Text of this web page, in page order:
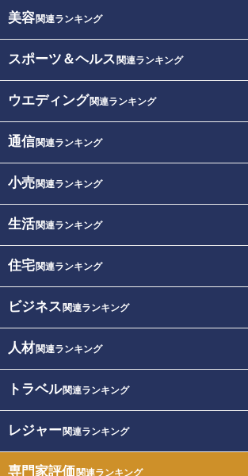
美容関連ランキング
スポーツ＆ヘルス 関連ランキング
ウエディング関連ランキング
通信関連ランキング
小売関連ランキング
生活関連ランキング
住宅関連ランキング
ビジネス 関連ランキング
人材関連ランキング
トラベル関連ランキング
レジャー関連ランキング
専門家評価関連ランキング